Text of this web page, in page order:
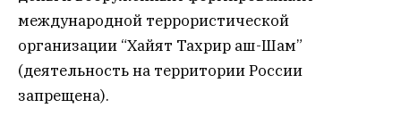
международной террористической
организации “Хайят Тахрир аш-Шам”
(деятельность на территории России
запрещена).